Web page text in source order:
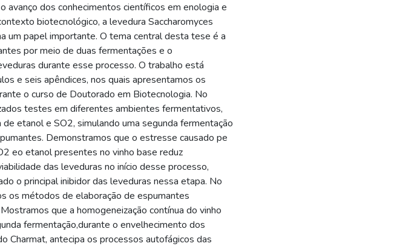
avanço dos conhecimentos científicos em enologia e
biotecnológico, a levedura Saccharomyces
um papel importante. O tema central desta tese é a
por meio de duas fermentações e o
durante esse processo. O trabalho está
e seis apêndices, nos quais apresentamos os
o curso de Doutorado em Biotecnologia. No
testes em diferentes ambientes fermentativos,
etanol e SO2, simulando uma segunda fermentação
Demonstramos que o estresse causado pe
eo etanol presentes no vinho base reduz
das leveduras no início desse processo,
o principal inibidor das leveduras nessa etapa. No
os métodos de elaboração de espumantes
que a homogeneização contínua do vinho
fermentação,durante o envelhecimento dos
Charmat, antecipa os processos autofágicos das